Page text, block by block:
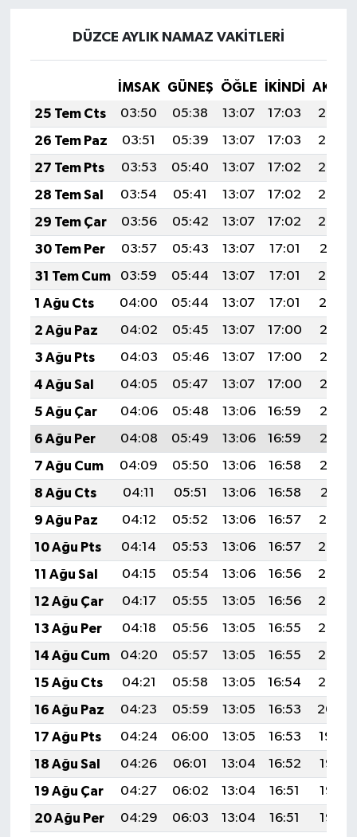
DÜZCE AYLIK NAMAZ VAKITLERI
İMSAK GÜNEŞ ÖĞLE İKINDI
25 Tem Cts
03:50 05:38 13:07 17:03
20:26
26 Tem Paz
03:51 05:39 13:07 17:03
20:25
27 Tem Pts
03:53 05:40 13:07 17:02
20:24
28 Tem Sal
03:54 05:41 13:07 17:02
20:23
29 Tem Çar
03:56 05:42 13:07 17:02
20:22
30 Tem Per
03:57 05:43 13:07 17:01
20:21
31 Tem Cum
03:59 05:44 13:07 17:01
20:20
1 Ağu Cts
04:00 05:44 13:07 17:01
20:19
2 Ağu Paz
04:02 05:45 13:07 17:00
20:18
3 Ağu Pts
04:03 05:46 13:07 17:00
20:17
4 Ağu Sal
04:05 05:47 13:07 17:00
20:16
5 Ağu Çar
04:06 05:48 13:06 16:59
20:15
6 Ağu Per
04:08 05:49 13:06 16:59
20:13
7 Ağu Cum
04:09 05:50 13:06 16:58
20:12
8 Ağu Cts
04:11 05:51 13:06 16:58
20:11
9 Ağu Paz
04:12 05:52 13:06 16:57
20:10
10 Ağu Pts
04:14 05:53 13:06 16:57
20:08
11 Ağu Sal
04:15 05:54 13:06 16:56
20:07
12 Ağu Çar
04:17 05:55 13:05 16:56
20:06
13 Ağu Per
04:18 05:56 13:05 16:55
20:05
14 Ağu Cum
04:20 05:57 13:05 16:55
20:03
15 Ağu Cts
04:21 05:58 13:05 16:54
20:02
16 Ağu Paz
04:23 05:59 13:05 16:53
20:00
17 Ağu Pts
04:24 06:00 13:05 16:53
19:59
18 Ağu Sal
04:26 06:01 13:04 16:52
19:58
19 Ağu Çar
04:27 06:02 13:04 16:51
19:56
20 Ağu Per
04:29 06:03 13:04 16:51
19:55